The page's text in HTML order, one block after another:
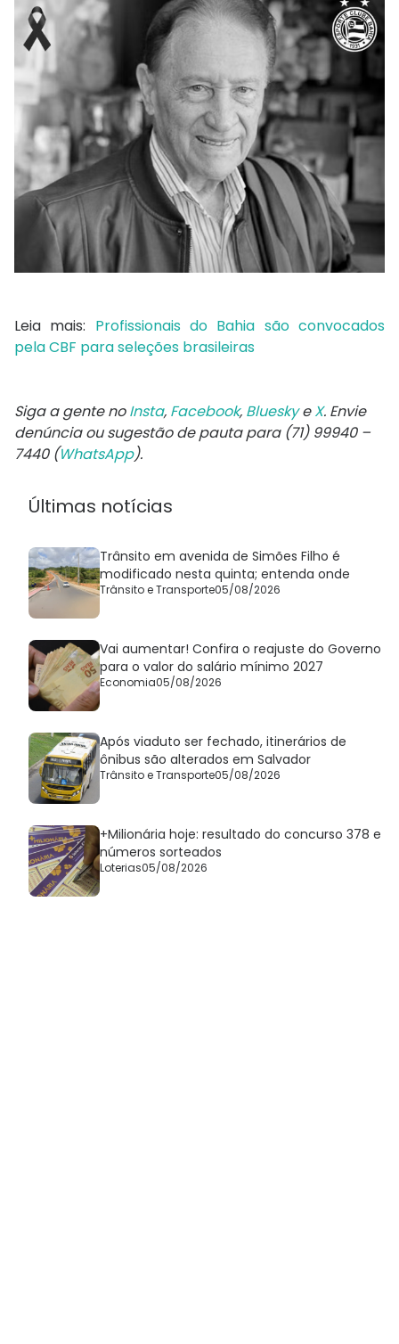
Leia mais: Profissionais do Bahia são convocados
pela CBF para seleções brasileiras
Siga a gente noInsta, Facebook, BlueskyeX. Envie
denúncia ou sugestão de pauta para (71) 99940 –
7440 (WhatsApp).
Últimas notícias
Trânsito em avenida de Simões Filho é
modificado nesta quinta; entenda onde
Trânsito e Transporte05/08/2026
Vai aumentar! Confira o reajuste do Governo
para o valor do salário mínimo 2027
Economia05/08/2026
Após viaduto ser fechado, itinerários de
ônibus são alterados em Salvador
Trânsito e Transporte05/08/2026
+Milionária hoje: resultado do concurso 378 e
números sorteados
Loterias05/08/2026